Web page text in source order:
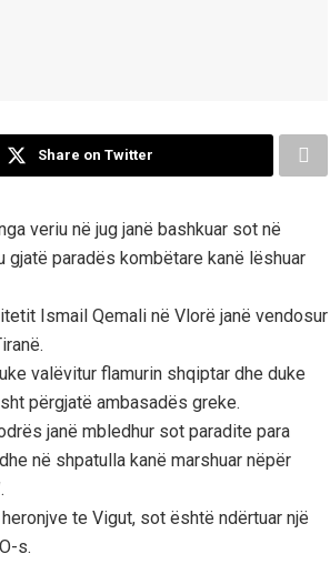
Share on Twitter
veriu në jug janë bashkuar sot në
paradës kombëtare kanë lëshuar
Ismail Qemali në Vlorë janë vendosur
valëvitur flamurin shqiptar dhe duke
përgjatë ambasadës greke.
janë mbledhur sot paradite para
në shpatulla kanë marshuar nëpër
te Vigut, sot është ndërtuar një
s.